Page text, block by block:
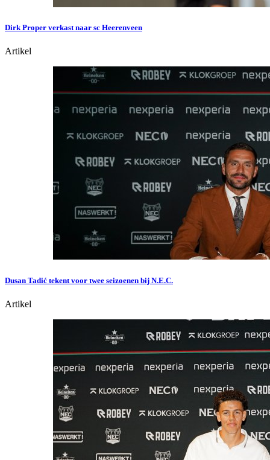
Dirk Proper verkast naar sc Heerenveen
Artikel
Dusan Tadić tekent voor twee seizoenen bij N.E.C.
Artikel